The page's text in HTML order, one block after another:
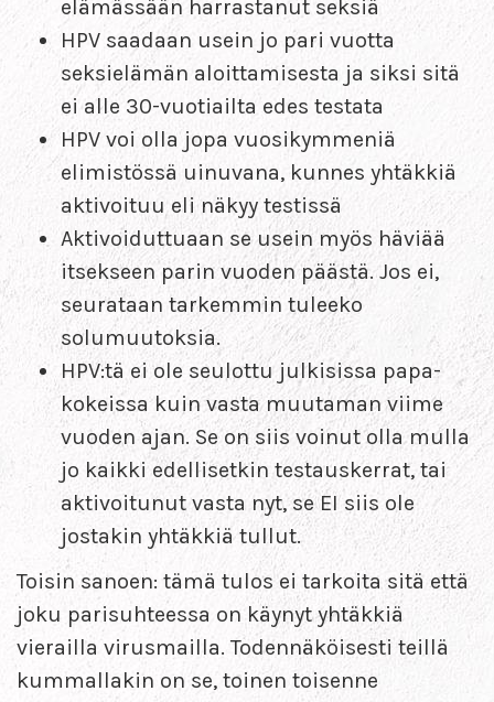
elämässään harrastanut seksiä
HPV saadaan usein jo pari vuotta
seksielämän aloittamisesta ja siksi sitä
ei alle 30-vuotiailta edes testata
HPV voi olla jopa vuosikymmeniä
elimistössä uinuvana, kunnes yhtäkkiä
aktivoituu eli näkyy testissä
Aktivoiduttuaan se usein myös häviää
itsekseen parin vuoden päästä. Jos ei,
seurataan tarkemmin tuleeko
solumuutoksia.
HPV:tä ei ole seulottu julkisissa papa-
kokeissa kuin vasta muutaman viime
vuoden ajan. Se on siis voinut olla mulla
jo kaikki edellisetkin testauskerrat, tai
aktivoitunut vasta nyt, se EI siis ole
jostakin yhtäkkiä tullut.
Toisin sanoen: tämä tulos ei tarkoita sitä että
joku parisuhteessa on käynyt yhtäkkiä
vierailla virusmailla. Todennäköisesti teillä
kummallakin on se, toinen toisenne